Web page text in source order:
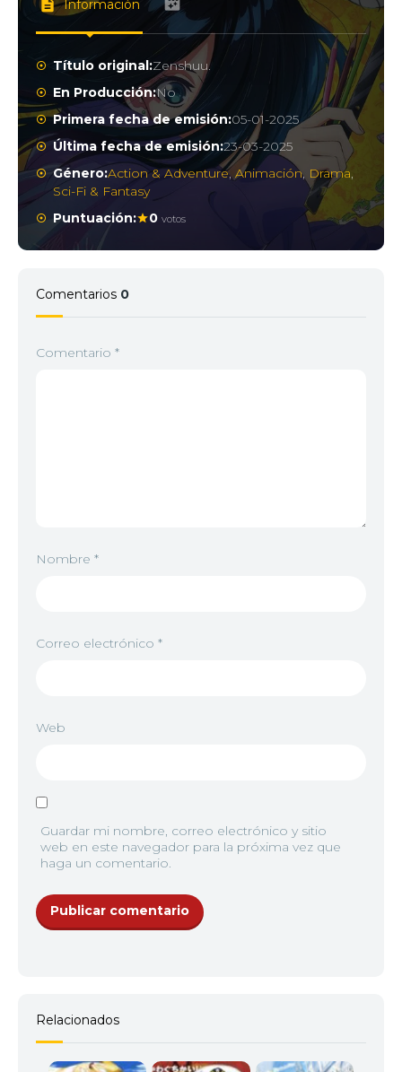
Información
Título original:Zenshuu.
En Producción:No
Primera fecha de emisión:05-01-2025
Última fecha de emisión:23-03-2025
Género:Action & Adventure,Animación, Drama,
Sci-Fi & Fantasy
Puntuación:
0 votos
Comentarios 0
Comentario *
Nombre *
Correo electrónico *
Web
Guardar mi nombre, correo electrónico y sitio
web en este navegador para la próxima vez que
haga un comentario.
Relacionados